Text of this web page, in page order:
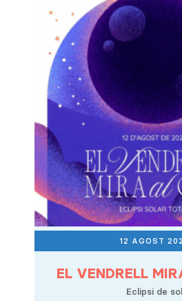
12 AGOST
EL VENDRELL
Eclipsi de sol